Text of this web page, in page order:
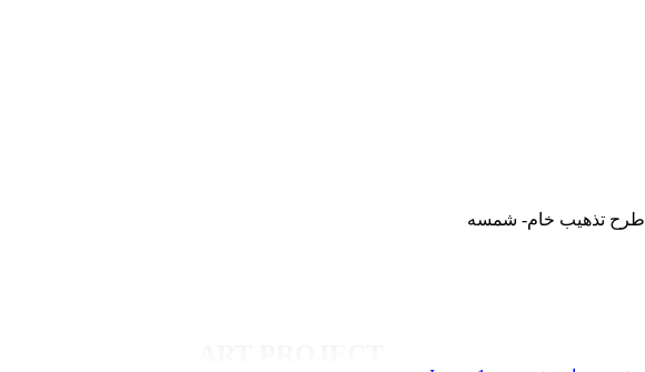
طرح تذهیب خام- شمسه